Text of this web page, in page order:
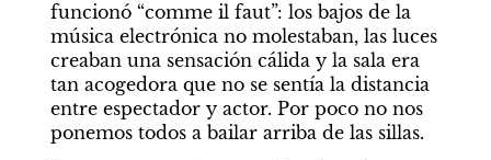
funcionó “comme il faut”: los bajos de la
música electrónica no molestaban, las luces
creaban una sensación cálida y la sala era
tan acogedora que no se sentía la distancia
entre espectador y actor. Por poco no nos
ponemos todos a bailar arriba de las sillas.